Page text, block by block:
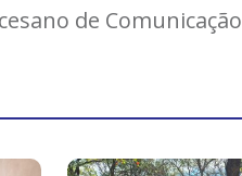
de Comunicação